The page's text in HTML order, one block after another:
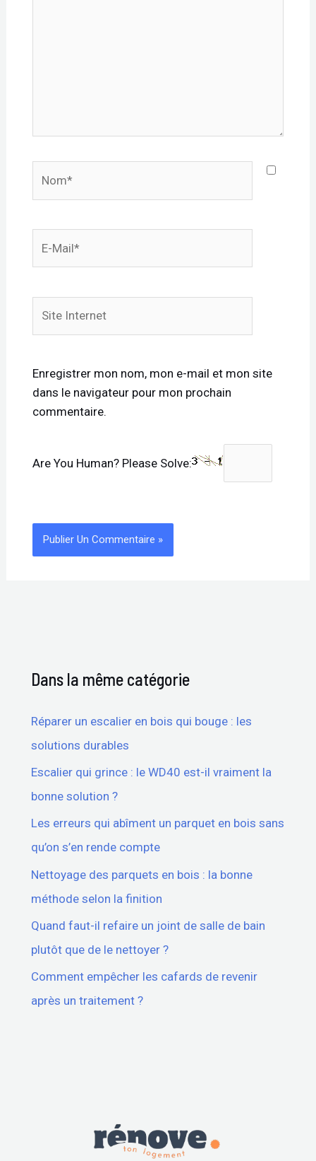
mail*
Internet
Enregistrer mon nom, mon e-mail et mon site
dans le navigateur pour mon prochain
commentaire.
Are You Human? Please Solve:
Dans la même catégorie
Réparer un escalier en bois qui bouge : les
solutions durables
Escalier qui grince : le WD40 est-il vraiment la
bonne solution ?
Les erreurs qui abîment un parquet en bois sans
qu’on s’en rende compte
Nettoyage des parquets en bois : la bonne
méthode selon la finition
Quand faut-il refaire un joint de salle de bain
plutôt que de le nettoyer ?
Comment empêcher les cafards de revenir
après un traitement ?